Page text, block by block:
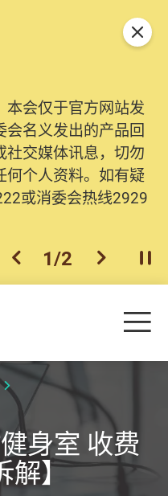
本会仅于官方网站发
名义发出的产品回
社交媒体讯息，切勿
何个人资料。如有疑
或消委会热线2929
上一个
1/2 下一个开
关闭
目
身室 收费
解】